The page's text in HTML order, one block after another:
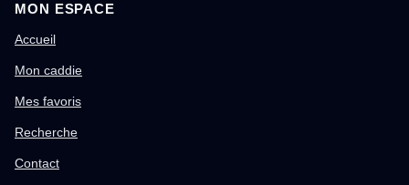
MON ESPACE
Accueil
Mon caddie
Mes favoris
Recherche
Contact